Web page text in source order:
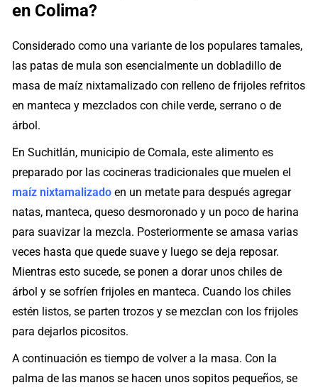
en Colima?
Considerado como una variante de los populares tamales,
las patas de mula son esencialmente un dobladillo de
masa de maíz nixtamalizado con relleno de frijoles refritos
en manteca y mezclados con chile verde, serrano o de
árbol.
En Suchitlán, municipio de Comala, este alimento es
preparado por las cocineras tradicionales que muelen el
maíz nixtamalizado en un metate para después agregar
natas, manteca, queso desmoronado y un poco de harina
para suavizar la mezcla. Posteriormente se amasa varias
veces hasta que quede suave y luego se deja reposar.
Mientras esto sucede, se ponen a dorar unos chiles de
árbol y se sofríen frijoles en manteca. Cuando los chiles
estén listos, se parten trozos y se mezclan con los frijoles
para dejarlos picositos.
A continuación es tiempo de volver a la masa. Con la
palma de las manos se hacen unos sopitos pequeños, se